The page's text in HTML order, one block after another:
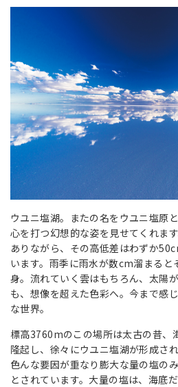
ウユニ塩湖。またの名をウユニ塩原
心を打つ幻想的な姿を見せてくれま
ありながら、その高低差はわずか
います。雨季に雨水が数cm溜まると
身。流れていく雲はもちろん、太陽
も、想像を超えた色彩へ。今まで感
な世界。
標高3760mのこの場所は太古の昔、
隆起し、徐々にウユニ塩湖が形成さ
色んな要因が重なり膨大な量の塩の
とされています。大量の塩は、海底